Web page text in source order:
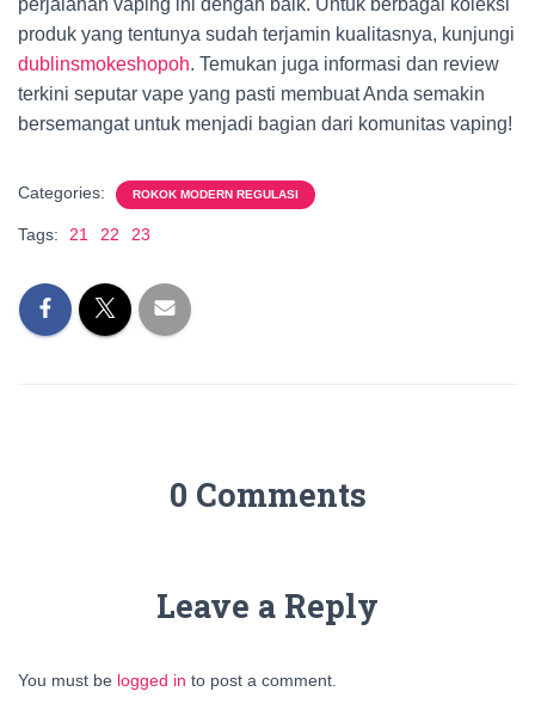
perjalanan vaping ini dengan baik. Untuk berbagai koleksi
produk yang tentunya sudah terjamin kualitasnya, kunjungi
dublinsmokeshopoh. Temukan juga informasi dan review
terkini seputar vape yang pasti membuat Anda semakin
bersemangat untuk menjadi bagian dari komunitas vaping!
Categories: ROKOK MODERN REGULASI
Tags: 21 22 23
0 Comments
Leave a Reply
You must be logged in to post a comment.